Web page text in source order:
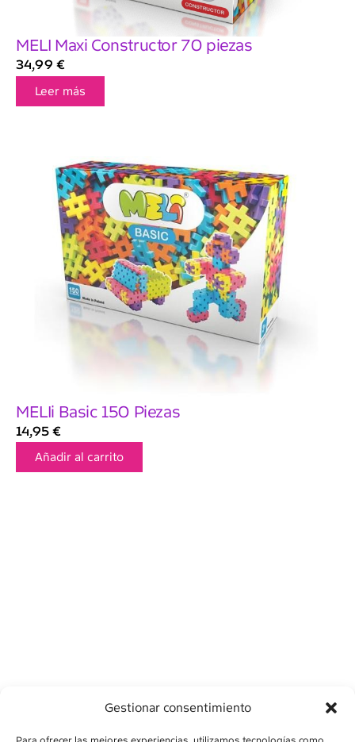
Gestionar consentimiento
MELI Maxi Constructor 70 piezas
34,99 €
Leer más
MELIi Basic 150 Piezas
14,95 €
Añadir al carrito